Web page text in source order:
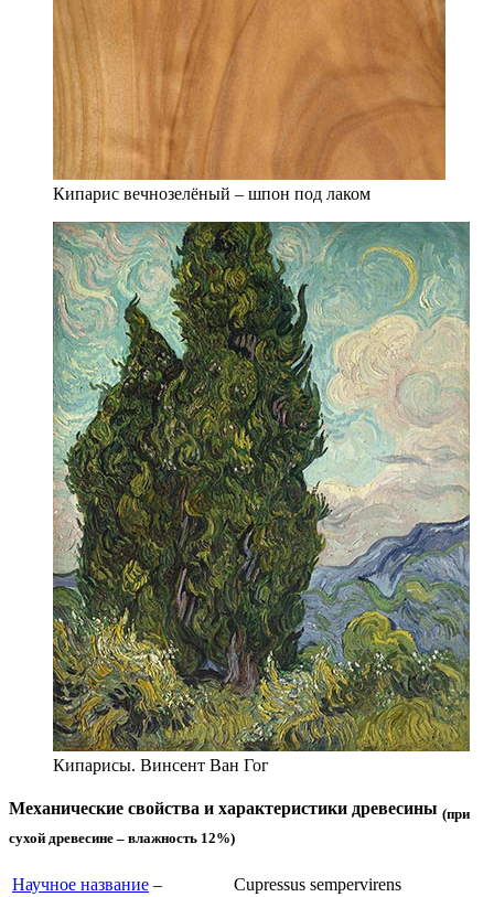
Кипарис вечнозелёный – шпон под лаком
Кипарисы. Винсент Ван Гог
Механические свойства и характеристики древесины (при
сухой древесине – влажность 12%)
Научное название –
Cupressus sempervirens